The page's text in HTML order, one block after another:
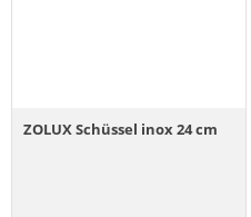
ZOLUX Schüssel inox 24 cm